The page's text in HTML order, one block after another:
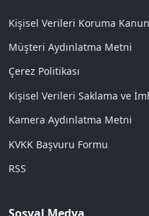
Kişisel Verileri Koruma
Müşteri Aydınlatma Metni
Çerez Politikası
Kişisel Verileri Saklama ve
Kamera Aydınlatma Metni
KVKK Başvuru Formu
RSS